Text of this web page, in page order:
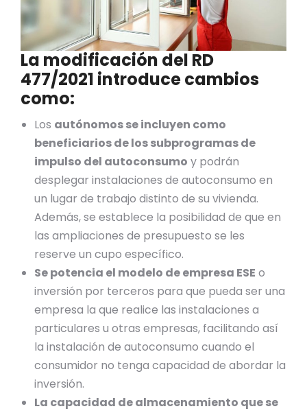
La modificación del RD
477/2021 introduce cambios
como:
Los autónomos se incluyen como
beneficiarios de los subprogramas de
impulso del autoconsumo y podrán
desplegar instalaciones de autoconsumo en
un lugar de trabajo distinto de su vivienda.
Además, se establece la posibilidad de que en
las ampliaciones de presupuesto se les
reserve un cupo específico.
Se potencia el modelo de empresa ESE o
inversión por terceros para que pueda ser una
empresa la que realice las instalaciones a
particulares u otras empresas, facilitando así
la instalación de autoconsumo cuando el
consumidor no tenga capacidad de abordar la
inversión.
La capacidad de almacenamiento que se